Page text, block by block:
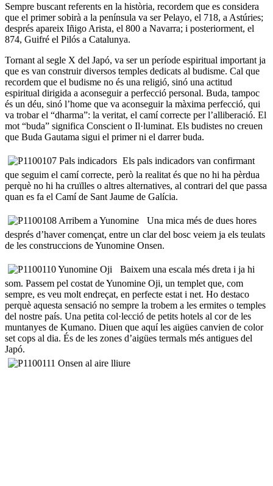
Sempre buscant referents en la història, recordem que es considera
que el primer sobirà a la península va ser Pelayo, el 718, a Astúries;
després apareix Iñigo Arista, el 800 a Navarra; i posteriorment, el
874, Guifré el Pilós a Catalunya.
Tornant al segle X del Japó, va ser un període espiritual important ja
que es van construir diversos temples dedicats al budisme. Cal que
recordem que el budisme no és una religió, sinó una actitud
espiritual dirigida a aconseguir a perfecció personal. Buda, tampoc
és un déu, sinó l’home que va aconseguir la màxima perfecció, qui
va trobar el “dharma”: la veritat, el camí correcte per l’alliberació. El
mot “buda” significa Conscient o Il·luminat. Els budistes no creuen
que Buda Gautama sigui el primer ni el darrer buda.
Els pals indicadors van confirmant
que seguim el camí correcte, però la realitat és que no hi ha pèrdua
perquè no hi ha cruïlles o altres alternatives, al contrari del que passa
quan es fa el Camí de Sant Jaume de Galícia.
Una mica més de dues hores
després d’haver començat, entre un clar del bosc veiem ja els teulats
de les construccions de Yunomine Onsen.
Baixem una escala més dreta i ja hi
som. Passem pel costat de Yunomine Oji, un templet que, com
sempre, es veu molt endreçat, en perfecte estat i net. Ho destaco
perquè aquesta sensació no sempre la trobem a les ermites o temples
del nostre país. Una petita col·lecció de petits hotels al cor de les
muntanyes de Kumano. Diuen que aquí les aigües canvien de color
set cops al dia. És de les zones d’aigües termals més antigues del
Japó.